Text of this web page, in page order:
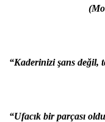
“Kaderinizi şans değil,
“Ufacık bir parçası